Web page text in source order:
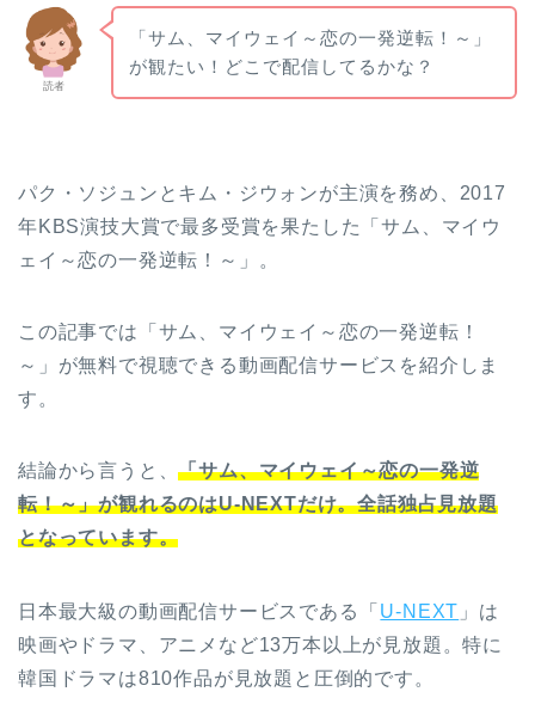
読者
「サム、マイウェイ～恋の一発逆転！～」
が観たい！どこで配信してるかな？
パク・ソジュンとキム・ジウォンが主演を務め、2017
年KBS演技大賞で最多受賞を果たした「サム、マイウ
ェイ～恋の一発逆転！～」。
この記事では「サム、マイウェイ～恋の一発逆転！
～」が無料で視聴できる動画配信サービスを紹介しま
す。
結論から言うと、「サム、マイウェイ～恋の一発逆
転！～」が観れるのはU-NEXTだけ。全話独占見放題
となっています。
日本最大級の動画配信サービスである「 U-NEXT 」は
映画やドラマ、アニメなど13万本以上が見放題。特に
韓国ドラマは810作品が見放題と圧倒的です。